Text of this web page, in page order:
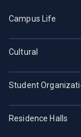
Campus Life
Cultural
Student
Residence Halls